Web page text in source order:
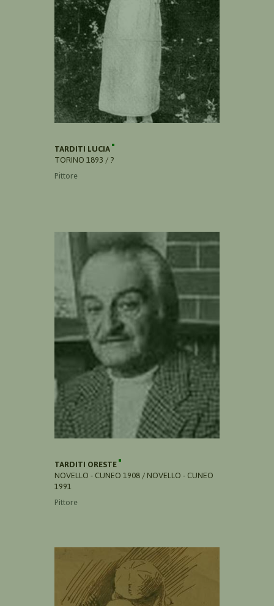
TARDITI LUCIA
TORINO 1893 / ?
Pittore
TARDITI ORESTE
NOVELLO - CUNEO 1908 / NOVELLO - CUNEO
1991
Pittore